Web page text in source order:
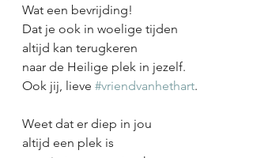
Wat een bevrijding!
Dat je ook in woelige tijden
altijd kan terugkeren
naar de Heilige plek in jezelf.
Ook jij, lieve #vriendvanhethart.
Weet dat er diep in jou
altijd een plek is